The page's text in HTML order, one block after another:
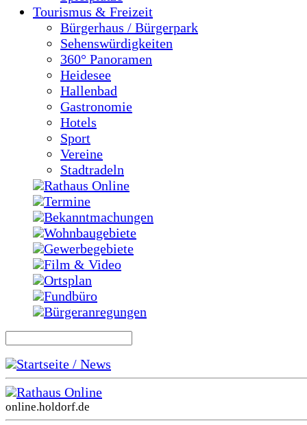
Tourismus & Freizeit
Bürgerhaus / Bürgerpark
Sehenswürdigkeiten
360° Panoramen
Heidesee
Hallenbad
Gastronomie
Hotels
Sport
Vereine
Stadtradeln
Rathaus Online
Termine
Bekanntmachungen
Wohnbaugebiete
Gewerbegebiete
Film & Video
Ortsplan
Fundbüro
Bürgeranregungen
Startseite / News
Rathaus Online
online.holdorf.de